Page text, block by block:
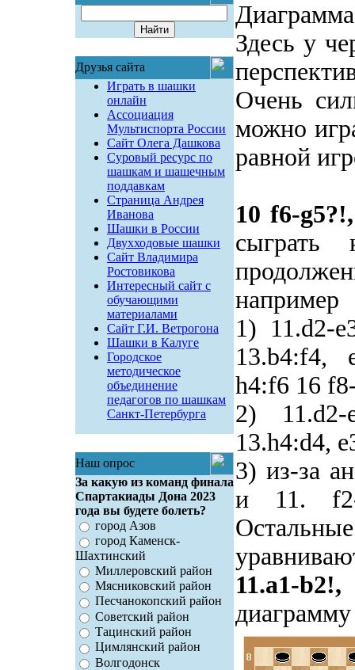
Друзья сайта
Играть в шашки
онлайн
Ассоциация
Мультиспорта России
Сайт Олега Дашкова
Суровый ресурс по
шашкам и шашечным
поддавкам
Страница Андрея
Иванова
Шашки в России
Двухходовые шашки
Сайт Владимира
Ростовикова
Интересный сайт с
обучающими
материалами
Сайт Г.И. Ветрогона
Шашки в Калуге
Городское
методическое
объединение
педагогов по шашкам
Санкт-Петербурга
Наш опрос
За какую из команд финала
Спартакиады Дона 2023
года вы будете болеть?
город Азов
город Каменск-
Шахтинский
Миллеровский район
Мясниковский район
Песчанокопский район
Советский район
Тацинский район
Цимлянский район
Волгодонск
Здесь у
Очень
можно
равной
10 f6-
сыграть
например
1) 11.d2-
13.b4:f4,
h4:f6 16
2)
13.h4:d4,
3) из-за
и 11.
11.a1-